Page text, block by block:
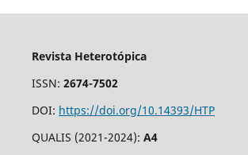
Revista Heterotópica
ISSN: 2674-7502
DOI: https://doi.org/10.14393/HTP
QUALIS (2021-2024): A4